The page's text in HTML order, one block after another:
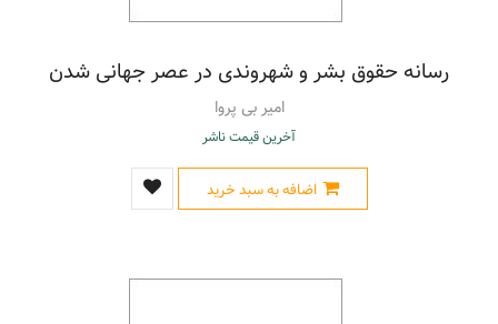
رسانه حقوق بشر و شهروندی در عصر جهانی شدن
امیر بی پروا
آخرین قیمت ناشر
اضافه به سبد خرید